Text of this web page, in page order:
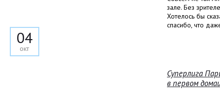
04
окт
зале. Без
Хотелось бы
спасибо, что
Суперлига
в первом